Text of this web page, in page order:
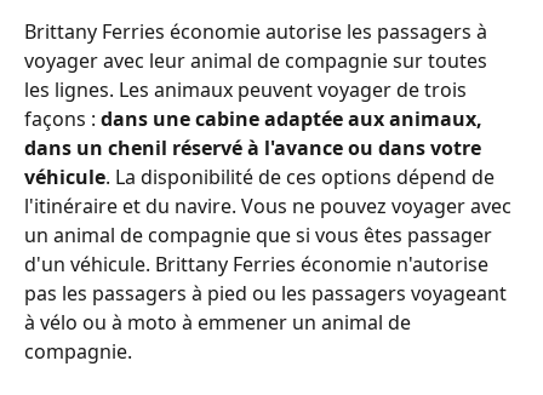
Brittany Ferries économie autorise les passagers à
voyager avec leur animal de compagnie sur toutes
les lignes. Les animaux peuvent voyager de trois
façons : dans une cabine adaptée aux animaux,
dans un chenil réservé à l'avance ou dans votre
véhicule. La disponibilité de ces options dépend de
l'itinéraire et du navire. Vous ne pouvez voyager avec
un animal de compagnie que si vous êtes passager
d'un véhicule. Brittany Ferries économie n'autorise
pas les passagers à pied ou les passagers voyageant
à vélo ou à moto à emmener un animal de
compagnie.